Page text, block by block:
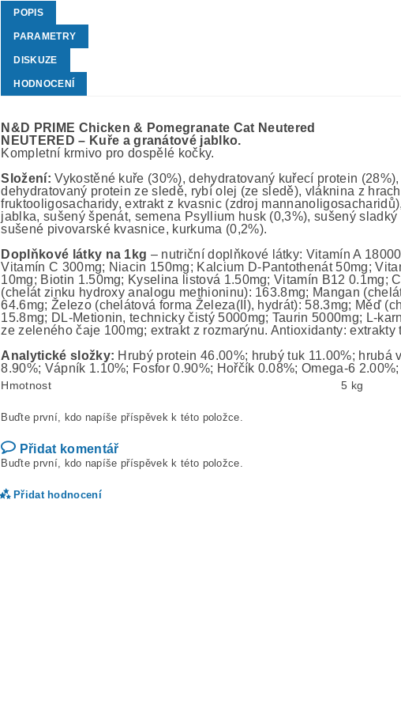
POPIS
PARAMETRY
DISKUZE
HODNOCENÍ
N&D PRIME Chicken & Pomegranate Cat Neutered
NEUTERED – Kuře agranátové jablko.
Kompletní krmivo pro dospělé kočky.
Složení:Vykostěné kuře (30%), dehydratovaný kuřecí protein
dehydratovaný protein ze sledě, rybí olej (ze sledě), vláknina z
fruktooligosacharidy, extrakt z kvasnic (zdroj
jablka, sušený špenát, semena Psyllium husk (0,3%), sušený
sušené pivovarské kvasnice, kurkuma (0,2%).
Doplňkové látky na 1kg – nutriční doplňkové látky: Vitamín A
Vitamín C 300mg; Niacin 150mg; Kalcium D-Pantothenát 50mg;
10mg; Biotin 1.50mg; Kyselina listová 1.50mg; Vitamín B12 0.1mg;
(chelát zinku hydroxy analogu methioninu): 163.8mg; Mangan
64.6mg; Železo (chelátová forma Železa(II), hydrát): 58.3mg; Měď
15.8mg; DL-Metionin, technicky čistý 5000mg; Taurin 5000mg; L-
ze zeleného čaje 100mg; extrakt z rozmarýnu. Antioxidanty:
Analytické složky: Hrubý protein 46.00%; hrubý tuk 11.00%;
8.90%; Vápník 1.10%; Fosfor 0.90%; Hořčík 0.08%; Omega-6
Hmotnost 5 kg
Buďte první, kdo napíše příspěvek k této položce.
Přidat komentář
Buďte první, kdo napíše příspěvek k této položce.
Přidat hodnocení